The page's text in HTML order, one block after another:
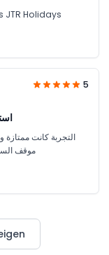
JTR Holidays
5
موقف